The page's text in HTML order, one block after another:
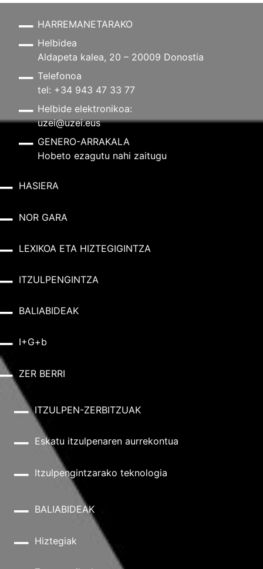
HARREMANETARAKO
Helbidea
Aldapeta kalea, 20 – 20009 Donostia
Telefonoa
tel: +34 943 47 33 77
Helbide elektronikoa:
uzei@uzei.eus
GENERO-ARRAKALA
Hobeto ezagutu nahi zaitugu
HASIERA
NOR GARA
LEXIKOA ETA HIZTEGIGINTZA
ITZULPENGINTZA
BALIABIDEAK
I+G+b
ZER BERRI
ITZULPEN-ZERBITZUAK
Eskatu itzulpenaren aurrekontua
Itzulpengintzarako teknologia
BALIABIDEAK
Hiztegiak